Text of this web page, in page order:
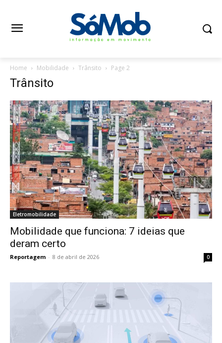
Home Mobilidade Trânsito Page 2
Trânsito
Eletromobilidade
Mobilidade que funciona: 7 ideias que
deram certo
Reportagem - 8 de abril de 2026 0